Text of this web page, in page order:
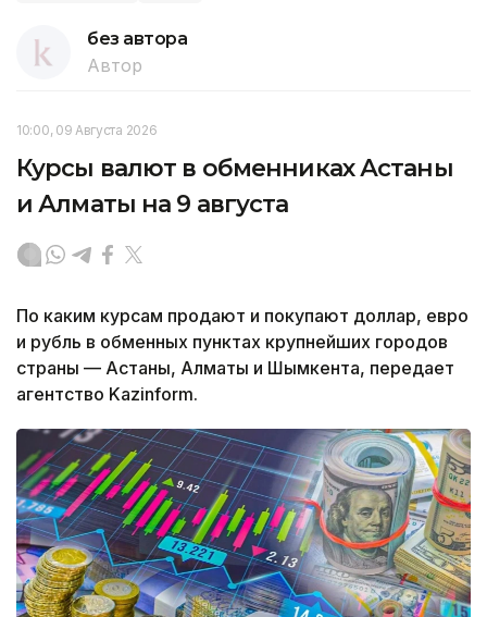
без автора
Автор
10:00, 09 Августа 2026
Курсы валют в обменниках Астаны
и Алматы на 9 августа
По каким курсам продают и покупают доллар, евро
и рубль в обменных пунктах крупнейших городов
страны — Астаны, Алматы и Шымкента, передает
агентство Kazinform.